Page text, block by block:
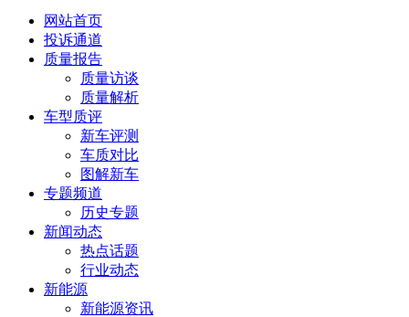
网站首页
投诉通道
质量报告
质量访谈
质量解析
车型质评
新车评测
车质对比
图解新车
专题频道
历史专题
新闻动态
热点话题
行业动态
新能源
新能源资讯